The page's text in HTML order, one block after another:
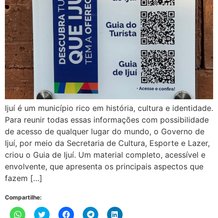
Ijuí é um município rico em história, cultura e identidade.
Para reunir todas essas informações com possibilidade
de acesso de qualquer lugar do mundo, o Governo de
Ijuí, por meio da Secretaria de Cultura, Esporte e Lazer,
criou o Guia de Ijuí. Um material completo, acessível e
envolvente, que apresenta os principais aspectos que
fazem […]
Compartilhe:
Clique Clique Clique Clique Clique